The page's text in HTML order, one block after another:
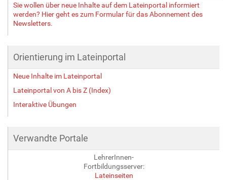
Sie wollen über neue Inhalte auf dem Lateinportal informiert
werden? Hier geht es zum Formular für das Abonnement des
Newsletters.
Orientierung im Lateinportal
Neue Inhalte im Lateinportal
Lateinportal von A bis Z (Index)
Interaktive Übungen
Verwandte Portale
LehrerInnen-
Fortbildungsserver:
Lateinseiten